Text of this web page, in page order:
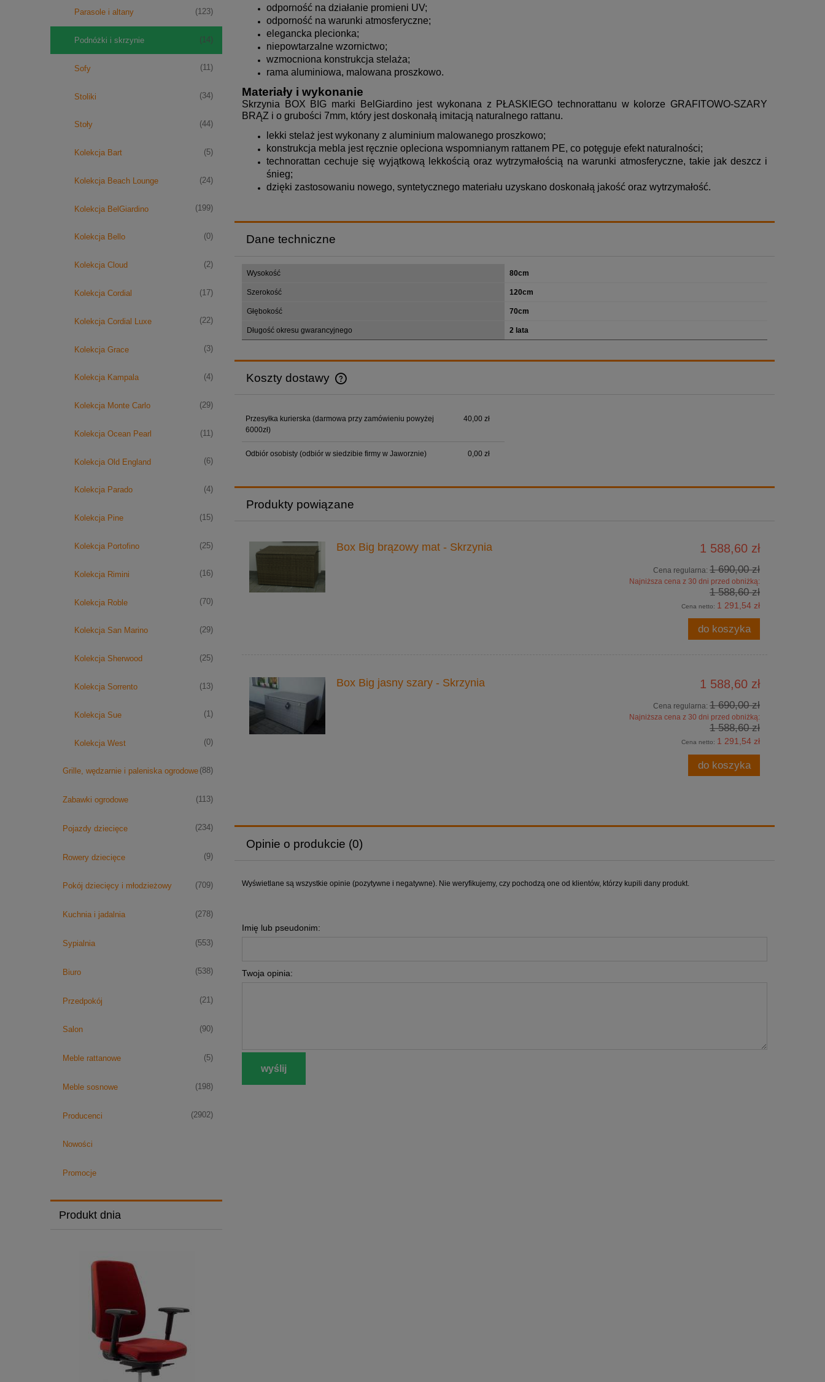
Parasole i altany (123)
Podnóżki i skrzynie (14)
Sofy (11)
Stoliki (34)
Stoły (44)
Kolekcja Bart (5)
Kolekcja Beach Lounge (24)
Kolekcja BelGiardino (199)
Kolekcja Bello (0)
Kolekcja Cloud (2)
Kolekcja Cordial (17)
Kolekcja Cordial Luxe (22)
Kolekcja Grace (3)
Kolekcja Kampala (4)
Kolekcja Monte Carlo (29)
Kolekcja Ocean Pearl (11)
Kolekcja Old England (6)
Kolekcja Parado (4)
Kolekcja Pine (15)
Kolekcja Portofino (25)
Kolekcja Rimini (16)
Kolekcja Roble (70)
Kolekcja San Marino (29)
Kolekcja Sherwood (25)
Kolekcja Sorrento (13)
Kolekcja Sue (1)
Kolekcja West (0)
Grille, wędzarnie i paleniska ogrodowe (88)
Zabawki ogrodowe (113)
Pojazdy dziecięce (234)
Rowery dziecięce (9)
Pokój dziecięcy i młodzieżowy (709)
Kuchnia i jadalnia (278)
Sypialnia (553)
Biuro (538)
Przedpokój (21)
Salon (90)
Meble rattanowe (5)
Meble sosnowe (198)
Producenci (2902)
Nowości
Promocje
Produkt dnia
odporność na działanie promieni UV;
odporność na warunki atmosferyczne;
elegancka plecionka;
niepowtarzalne wzornictwo;
wzmocniona konstrukcja stelaża;
rama aluminiowa, malowana proszkowo.
Materiały i wykonanie
Skrzynia BOX BIG marki BelGiardino jest wykonana z PŁASKIEGO technorattanu w kolorze GRAFITOWO-SZARY
BRĄZ i o grubości 7mm, który jest doskonałą imitacją naturalnego rattanu.
lekki stelaż jest wykonany z aluminium malowanego proszkowo;
konstrukcja mebla jest ręcznie opleciona wspomnianym rattanem PE, co potęguje efekt naturalności;
technorattan cechuje się wyjątkową lekkością oraz wytrzymałością na warunki atmosferyczne, takie jak deszcz i
śnieg;
dzięki zastosowaniu nowego, syntetycznego materiału uzyskano doskonałą jakość oraz wytrzymałość.
Dane techniczne
Wysokość 80cm
Szerokość 120cm
Głębokość 70cm
Długość okresu gwarancyjnego 2 lata
Koszty dostawy
płatności
Przesyłka kurierska (darmowa przy zamówieniu powyżej
6000zł)
40,00 zł
Odbiór osobisty (odbiór w siedzibie firmy w Jaworznie) 0,00 zł
Produkty powiązane
Box Big brązowy mat - Skrzynia 1 588,60 zł
Cena regularna: 1 690,00 zł
Najniższa cena z 30 dni przed obniżką:
1 588,60 zł
Cena netto: 1 291,54 zł
do koszyka
Box Big jasny szary - Skrzynia 1 588,60 zł
Cena regularna: 1 690,00 zł
Najniższa cena z 30 dni przed obniżką:
1 588,60 zł
Cena netto: 1 291,54 zł
do koszyka
Opinie o produkcie (0)
Wyświetlane są wszystkie opinie (pozytywne i negatywne). Nie weryfikujemy, czy pochodzą one od klientów, którzy kupili dany produkt.
Imię lub pseudonim:
Twoja opinia:
wyślij